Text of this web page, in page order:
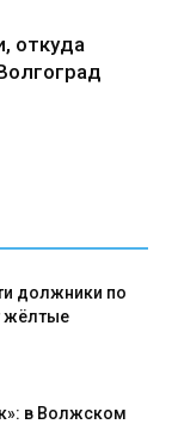
откуда
должники по
жёлтые
в Волжском